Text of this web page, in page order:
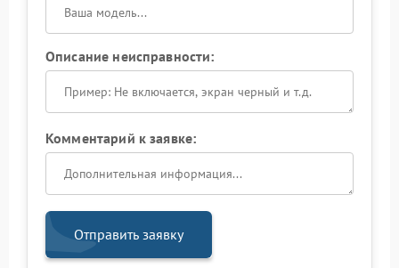
Описание неисправности:
Комментарий к заявке:
Отправить заявку